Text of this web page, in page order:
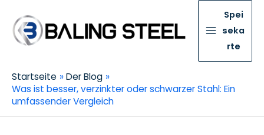
Spei
seka
rte
Startseite
Der Blog
Was ist besser, verzinkter oder schwarzer Stahl: Ein
umfassender Vergleich